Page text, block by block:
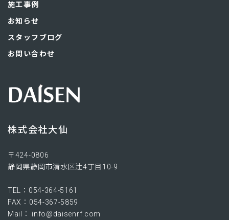
株式会社大仙
〒424-0806​
静岡県静岡市清水区辻4丁目10-9
TEL：054-364-5161
FAX：054-367-5859
Mail： info@daisenrf.com
施工事例
お知らせ
スタッフブログ
お問い合わせ